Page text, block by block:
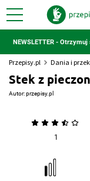
NEWSLETTER -
Przepisy.pl Dania i
Stek z
Autor:przepisy.pl
1